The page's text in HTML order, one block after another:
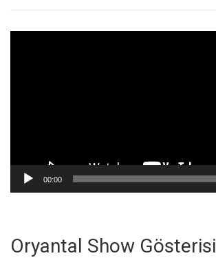
00:00
Oryantal Show Gösterisi